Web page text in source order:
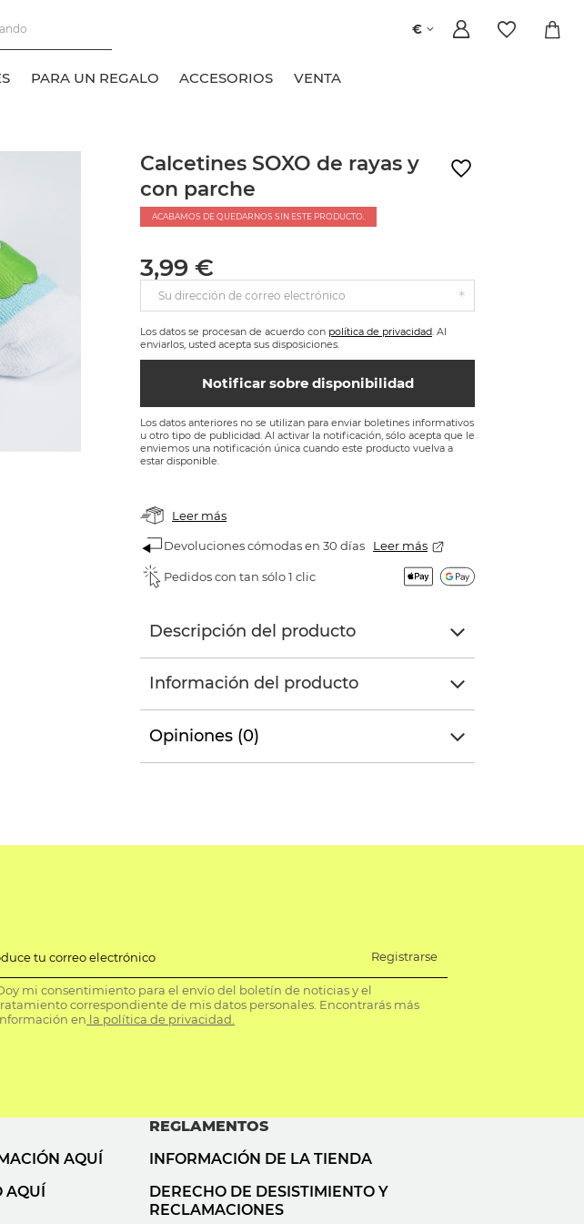
€
PARA UN REGALO ACCESORIOS VENTA
Calcetines SOXO de rayas y
con parche
ACABAMOS DE QUEDARNOS SIN ESTE PRODUCTO.
3,99 €
Su dirección de correo electrónico
Los datos se procesan de acuerdo con política de privacidad. Al
enviarlos, usted acepta sus disposiciones.
Notificar sobre disponibilidad
Los datos anteriores no se utilizan para enviar boletines informativos
u otro tipo de publicidad. Al activar la notificación, sólo acepta que le
enviemos una notificación única cuando este producto vuelva a
estar disponible.
Leer más
Devoluciones cómodas en 30 días Leer más
Pedidos con tan sólo 1 clic
Descripción del producto
Información del producto
Opiniones (0)
tu correo electrónico Registrarse
mi consentimiento para el envío del boletín de noticias y el
correspondiente de mis datos personales. Encontrarás más
en la política de privacidad.
AQUÍ
AQUÍ
REGLAMENTOS
INFORMACIÓN DE LA TIENDA
DERECHO DE DESISTIMIENTO Y
RECLAMACIONES